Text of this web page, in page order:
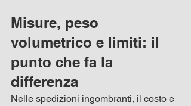
Misure, peso
volumetrico e limiti: il
punto che fa la
differenza
Nelle spedizioni ingombranti, il costo e